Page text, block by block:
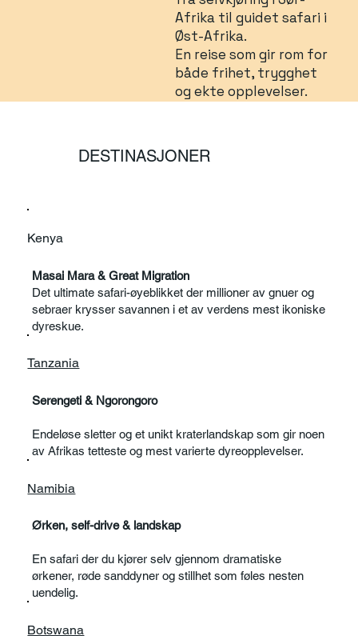
Afrika til guidet safari i
Øst-Afrika.
En reise som gir rom for
både frihet, trygghet
og ekte opplevelser.
DESTINASJONER
Kenya
Masai Mara & Great Migration
Det ultimate safari-øyeblikket der millioner av gnuer og
sebraer krysser savannen i et av verdens mest ikoniske
dyreskue.
Tanzania
Serengeti & Ngorongoro
Endeløse sletter og et unikt kraterlandskap som gir noen
av Afrikas tetteste og mest varierte dyreopplevelser.
Namibia
Ørken, self-drive & landskap
En safari der du kjører selv gjennom dramatiske
ørkener, røde sanddyner og stillhet som føles nesten
uendelig.
Botswana